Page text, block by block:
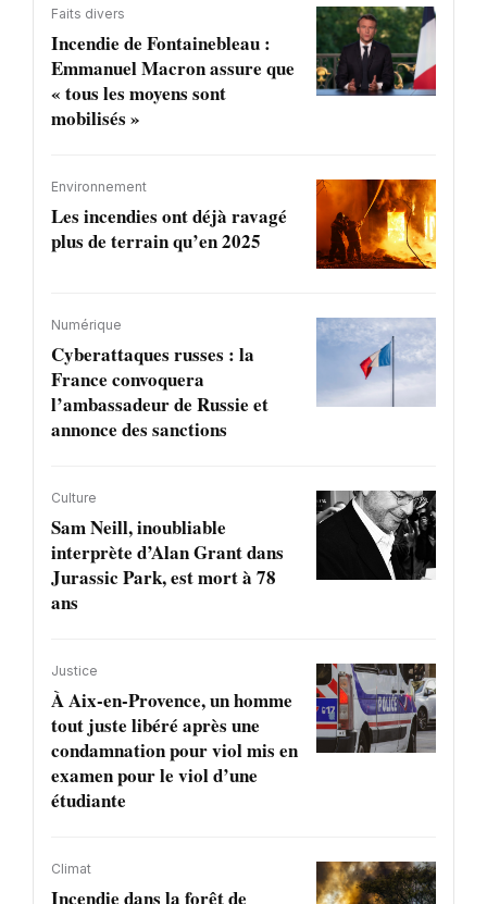
Faits divers
Incendie de Fontainebleau :
Emmanuel Macron assure que
« tous les moyens sont
mobilisés »
Environnement
Les incendies ont déjà ravagé
plus de terrain qu’en 2025
Numérique
Cyberattaques russes : la
France convoquera
l’ambassadeur de Russie et
annonce des sanctions
Culture
Sam Neill, inoubliable
interprète d’Alan Grant dans
Jurassic Park, est mort à 78
ans
Justice
À Aix-en-Provence, un homme
tout juste libéré après une
condamnation pour viol mis en
examen pour le viol d’une
étudiante
Climat
Incendie dans la forêt de